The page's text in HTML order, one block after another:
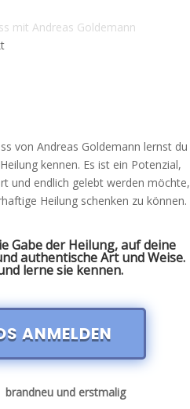
mit Andreas Goldemann
von Andreas Goldemann lernst du
kennen. Es ist ein Potenzial,
und endlich gelebt werden möchte,
Heilung schenken zu können.
Gabe der Heilung, auf deine
authentische Art und Weise.
lerne sie kennen.
ANMELDEN
und erstmalig